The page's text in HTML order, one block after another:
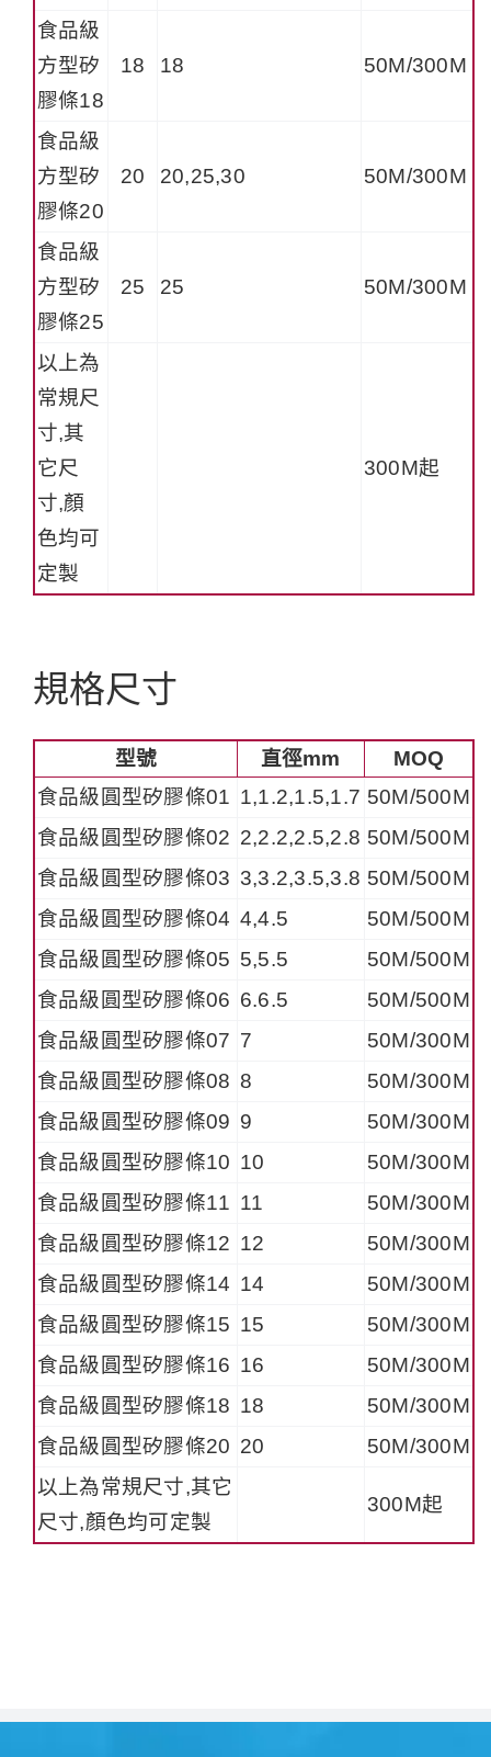
食品級
方型矽
膠條18
18 18 50M/300M
食品級
方型矽
膠條20
20 20,25,30 50M/300M
食品級
方型矽
膠條25
25 25 50M/300M
以上為
常規尺
寸,其
它尺
寸,顏
色均可
定製
300M起
規格尺寸
型號 直徑mm
MOQ
食品級圓型矽膠條01 1,1.2,1.5,1.7 50M/500M
食品級圓型矽膠條02 2,2.2,2.5,2.8 50M/500M
食品級圓型矽膠條03 3,3.2,3.5,3.8 50M/500M
食品級圓型矽膠條04 4,4.5
50M/500M
食品級圓型矽膠條05 5,5.5
50M/500M
食品級圓型矽膠條06 6.6.5
50M/500M
食品級圓型矽膠條07 7
50M/300M
食品級圓型矽膠條08 8
50M/300M
食品級圓型矽膠條09 9
50M/300M
食品級圓型矽膠條10 10
50M/300M
食品級圓型矽膠條11 11
50M/300M
食品級圓型矽膠條12 12
50M/300M
食品級圓型矽膠條14 14
50M/300M
食品級圓型矽膠條15 15
50M/300M
食品級圓型矽膠條16 16
50M/300M
食品級圓型矽膠條18 18
50M/300M
食品級圓型矽膠條20 20
50M/300M
以上為常規尺寸,其它
尺寸,顏色均可定製
300M起